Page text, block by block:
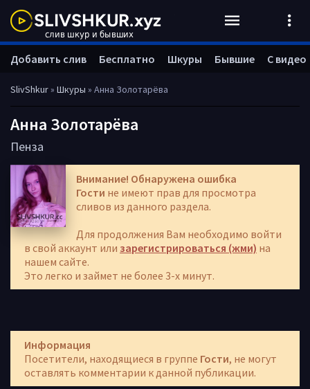
SlivShkur» Шкуры » Анна Золотарёва
Анна Золотарёва
Пенза
Внимание! Обнаружена ошибка
Гости не имеют прав для просмотра
сливов из данного раздела.
Для продолжения Вам необходимо войти
в свой аккаунт или зарегистрироваться (жми) на
нашем сайте.
Это легко и займет не более 3-х минут.
Информация
Посетители, находящиеся в группе Гости, не могут
оставлять комментарии к данной публикации.
Добавить слив Бесплатно Шкуры Бывшие С видео